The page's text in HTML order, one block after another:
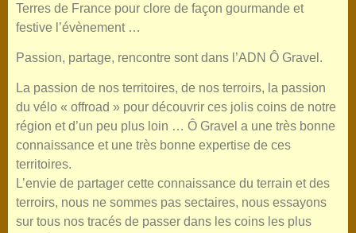
Terres de France pour clore de façon gourmande et
festive l’évènement …
Passion, partage, rencontre sont dans l’ADN Ô Gravel.
La passion de nos territoires, de nos terroirs, la passion
du vélo « offroad » pour découvrir ces jolis coins de notre
région et d’un peu plus loin … Ô Gravel a une très bonne
connaissance et une très bonne expertise de ces
territoires.
L’envie de partager cette connaissance du terrain et des
terroirs, nous ne sommes pas sectaires, nous essayons
sur tous nos tracés de passer dans les coins les plus